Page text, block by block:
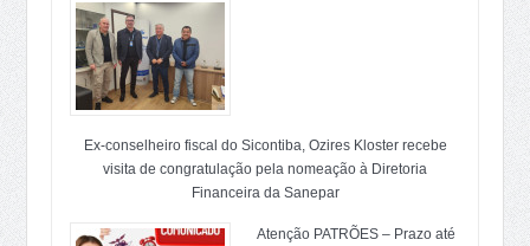
Ex-conselheiro fiscal do Sicontiba, Ozires Kloster recebe
visita de congratulação pela nomeação à Diretoria
Financeira da Sanepar
Atenção PATRÕES – Prazo até